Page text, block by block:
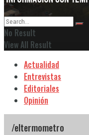
No Result
View All Result
Actualidad
Entrevistas
Editoriales
Opinión